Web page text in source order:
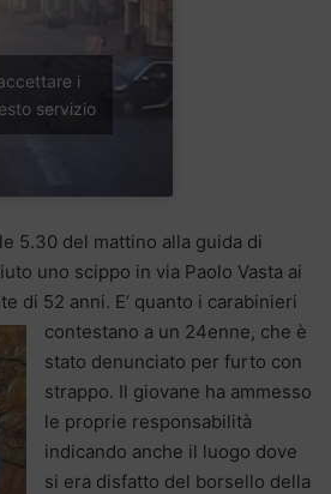
i
servizio
5.30 del mattino alla guida di
uno scippo in via Paolo Vasta ai
di 52 anni. E’ quanto i carabinieri
contestano a un 24enne, che è
stato denunciato per furto con
strappo. Il giovane ha ammesso
le proprie responsabilità
indicando anche il luogo dove
si era disfatto del borsello della